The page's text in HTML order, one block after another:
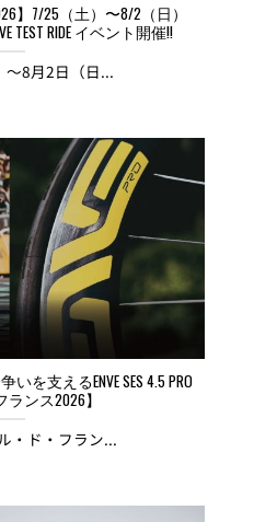
】7/25（土）〜8/2（日）
TEST RIDE イベント開催!!
〜8月2日（日...
を支えるENVE SES 4.5 PRO
ランス2026】
・ド・フラン...